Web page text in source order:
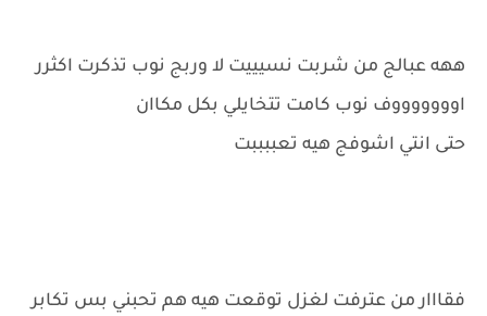
ههه عبالج من شربت نسيييت لا وربج نوب تذكرت اكثرر
اوووووووف نوب كامت تتخايلي بكل مكاان
حتى انتي اشوفج هيه تعببببت
فقااار من عترفت لغزل توقعت هيه هم تحبني بس تكابر